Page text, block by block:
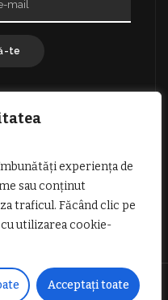
experiența de
sau conținut
traficul. Făcând clic pe
cu utilizarea cookie-
Acceptați toate
te
DE UTILIZARE
DESPRE NOI
rezervate | Site creat cu